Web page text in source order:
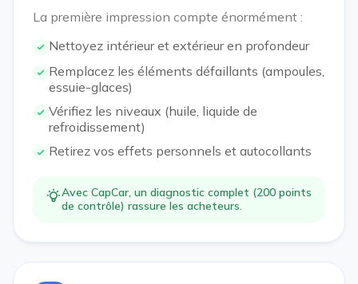
La première impression compte énormément :
Nettoyez intérieur et extérieur en profondeur
Remplacez les éléments défaillants (ampoules,
essuie-glaces)
Vérifiez les niveaux (huile, liquide de
refroidissement)
Retirez vos effets personnels et autocollants
Avec CapCar, un diagnostic complet (200 points
de contrôle) rassure les acheteurs.